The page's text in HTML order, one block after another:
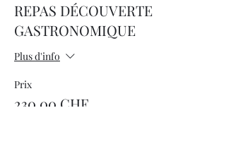
REPAS DÉCOUVERTE
GASTRONOMIQUE
Plus d'info
Prix
230.00 CHF